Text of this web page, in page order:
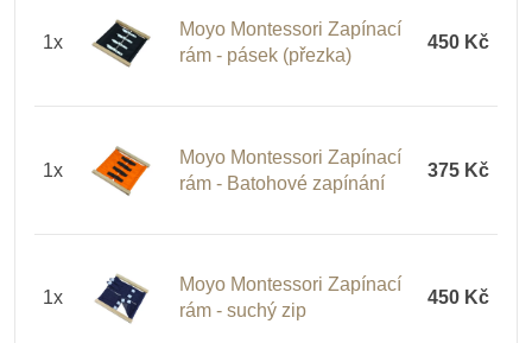
1x
Moyo Montessori Zapínací
rám - pásek (přezka)
450 Kč
1x
Moyo Montessori Zapínací
rám - Batohové zapínání
375 Kč
1x
Moyo Montessori Zapínací
rám - suchý zip
450 Kč